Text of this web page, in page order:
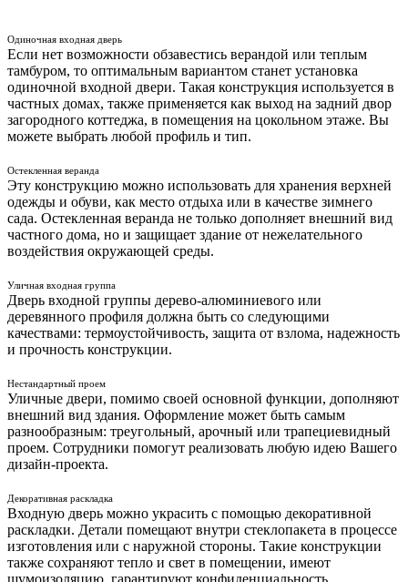
Одиночная входная дверь
Если нет возможности обзавестись верандой или теплым
тамбуром, то оптимальным вариантом станет установка
одиночной входной двери. Такая конструкция используется в
частных домах, также применяется как выход на задний двор
загородного коттеджа, в помещения на цокольном этаже. Вы
можете выбрать любой профиль и тип.
Остекленная веранда
Эту конструкцию можно использовать для хранения верхней
одежды и обуви, как место отдыха или в качестве зимнего
сада. Остекленная веранда не только дополняет внешний вид
частного дома, но и защищает здание от нежелательного
воздействия окружающей среды.
Уличная входная группа
Дверь входной группы дерево-алюминиевого или
деревянного профиля должна быть со следующими
качествами: термоустойчивость, защита от взлома, надежность
и прочность конструкции.
Нестандартный проем
Уличные двери, помимо своей основной функции, дополняют
внешний вид здания. Оформление может быть самым
разнообразным: треугольный, арочный или трапециевидный
проем. Сотрудники помогут реализовать любую идею Вашего
дизайн-проекта.
Декоративная раскладка
Входную дверь можно украсить с помощью декоративной
раскладки. Детали помещают внутри стеклопакета в процессе
изготовления или с наружной стороны. Такие конструкции
также сохраняют тепло и свет в помещении, имеют
шумоизоляцию, гарантируют конфиденциальность.